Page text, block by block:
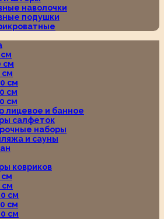
наволочки
подушки
см
см
см
см
см
см
лицевое и банное
салфеток
наборы
и сауны
ковриков
см
см
см
см
см